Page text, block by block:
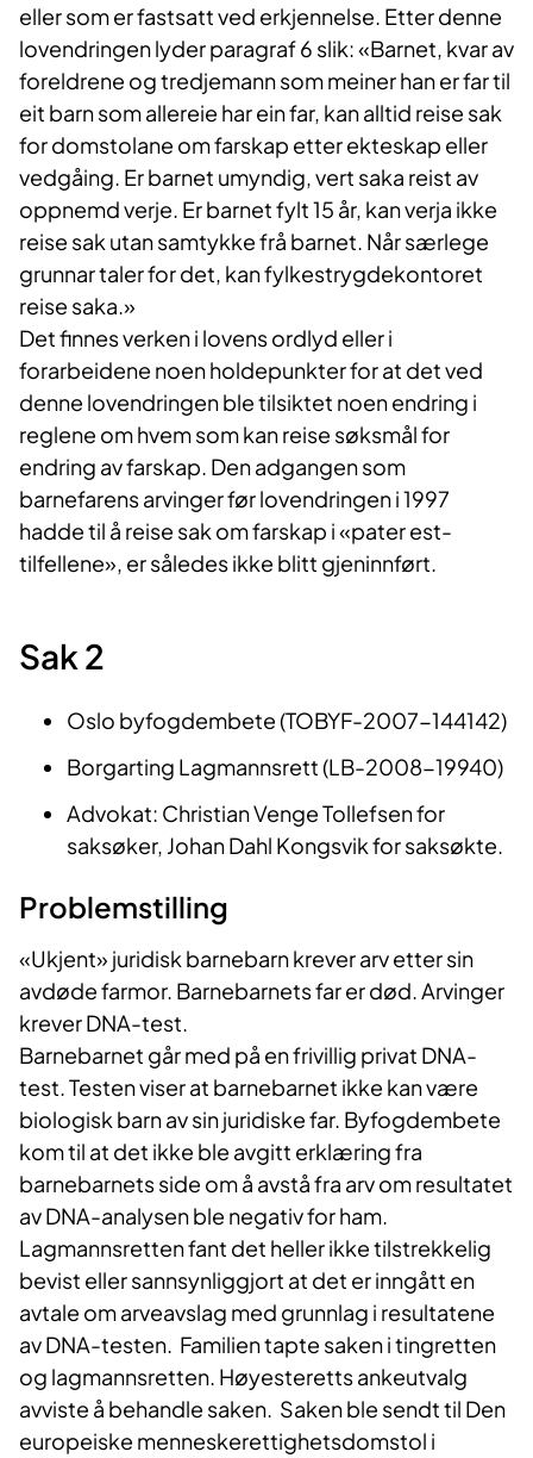
eller som er fastsatt ved erkjennelse. Etter denne
lovendringen lyder paragraf 6 slik: «Barnet, kvar av
foreldrene og tredjemann som meiner han er far til
eit barn som allereie har ein far, kan alltid reise sak
for domstolane om farskap etter ekteskap eller
vedgåing. Er barnet umyndig, vert saka reist av
oppnemd verje. Er barnet fylt 15 år, kan verja ikke
reise sak utan samtykke frå barnet. Når særlege
grunnar taler for det, kan fylkestrygdekontoret
reise saka.»
Det finnes verken i lovens ordlyd eller i
forarbeidene noen holdepunkter for at det ved
denne lovendringen ble tilsiktet noen endring i
reglene om hvem som kan reise søksmål for
endring av farskap. Den adgangen som
barnefarens arvinger før lovendringen i 1997
hadde til å reise sak om farskap i «pater est-
tilfellene», er således ikke blitt gjeninnført.
Sak 2
Oslo byfogdembete (TOBYF-2007-144142)
Borgarting Lagmannsrett (LB-2008-19940)
Advokat: Christian Venge Tollefsen for
saksøker, Johan Dahl Kongsvik for saksøkte.
Problemstilling
«Ukjent» juridisk barnebarn krever arv etter sin
avdøde farmor. Barnebarnets far er død. Arvinger
krever DNA-test.
Barnebarnet går med på en frivillig privat DNA-
test. Testen viser at barnebarnet ikke kan være
biologisk barn av sin juridiske far. Byfogdembete
kom til at det ikke ble avgitt erklæring fra
barnebarnets side om å avstå fra arv om resultatet
av DNA-analysen ble negativ for ham.
Lagmannsretten fant det heller ikke tilstrekkelig
bevist eller sannsynliggjort at det er inngått en
avtale om arveavslag med grunnlag i resultatene
av DNA-testen. Familien tapte saken i tingretten
og lagmannsretten. Høyesteretts ankeutvalg
avviste å behandle saken. Saken ble sendt til Den
europeiske menneskerettighetsdomstol i